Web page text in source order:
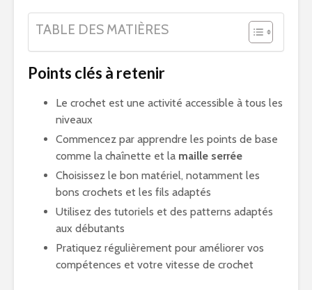
TABLE DES MATIÈRES
Points clés à retenir
Le crochet est une activité accessible à tous les
niveaux
Commencez par apprendre les points de base
comme la chaînette et la maille serrée
Choisissez le bon matériel, notamment les
bons crochets et les fils adaptés
Utilisez des tutoriels et des patterns adaptés
aux débutants
Pratiquez régulièrement pour améliorer vos
compétences et votre vitesse de crochet